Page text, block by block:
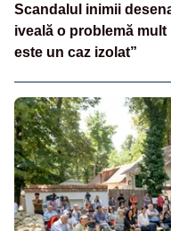
Scandalul inimii
iveală o problemă
este un caz izolat”